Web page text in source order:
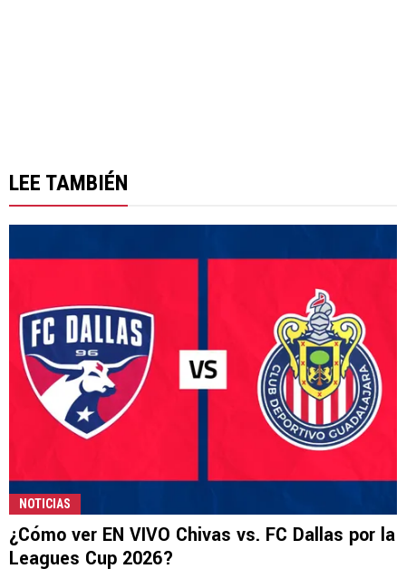
LEE TAMBIÉN
NOTICIAS
¿Cómo ver EN VIVO Chivas vs. FC Dallas por la
Leagues Cup 2026?